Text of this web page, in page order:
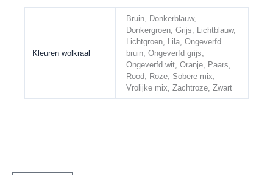
Kleuren wolkraal
Bruin, Donkerblauw,
Donkergroen, Grijs, Lichtblauw,
Lichtgroen, Lila, Ongeverfd
bruin, Ongeverfd grijs,
Ongeverfd wit, Oranje, Paars,
Rood, Roze, Sobere mix,
Vrolijke mix, Zachtroze, Zwart